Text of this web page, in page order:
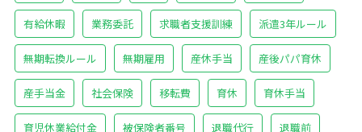
有給休暇 業務委託 求職者支援訓練 派遣3年ルール
無期転換ルール 無期雇用 産休手当 産後パパ育休
産手当金 社会保険 移転費 育休 育休手当
育児休業給付金 被保険者番号 退職代行 退職前